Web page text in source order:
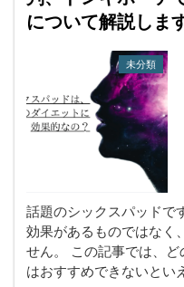
について解説しま
未分類
話題のシックスパッドで
効果があるものではなく
せん。 この記事では、
はおすすめできないとい